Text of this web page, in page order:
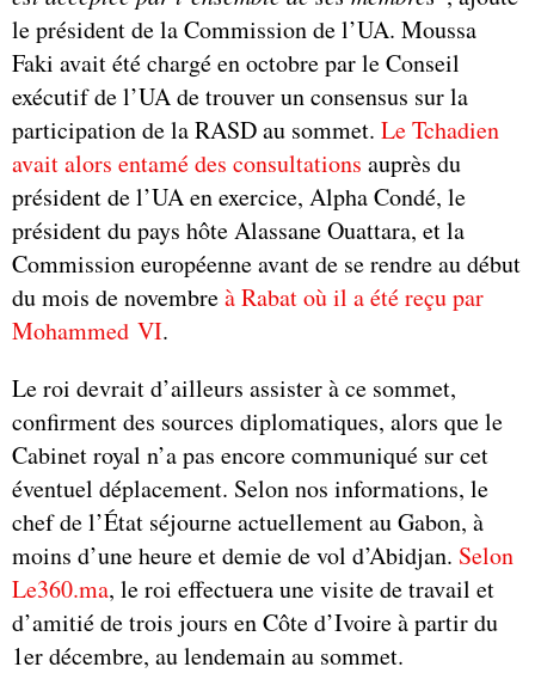
le président de la Commission de l’UA. Moussa
Faki avait été chargé en octobre par le Conseil
exécutif de l’UA de trouver un consensus sur la
participation de la RASD au sommet. Le Tchadien
avait alors entamé des consultations auprès du
président de l’UA en exercice, Alpha Condé, le
président du pays hôte Alassane Ouattara, et la
Commission européenne avant de se rendre au début
du mois de novembreà Rabat où il a été reçu par
Mohammed VI.
Le roi devrait d’ailleurs assister à ce sommet,
confirment des sources diplomatiques, alors que le
Cabinet royal n’a pas encore communiqué sur cet
éventuel déplacement. Selon nos informations, le
chef de l’État séjourne actuellement au Gabon, à
moins d’une heure et demie de vol d’Abidjan. Selon
Le360.ma, le roi effectuera une visite de travail et
d’amitié de trois jours en Côte d’Ivoire à partir du
1er décembre, au lendemain au sommet.